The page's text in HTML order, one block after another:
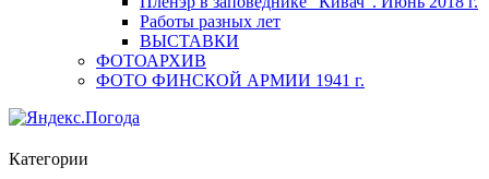
Работы разных лет
ВЫСТАВКИ
ФОТОАРХИВ
ФОТО ФИНСКОЙ АРМИИ 1941 г.
Категории